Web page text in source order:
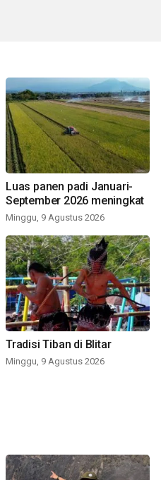
Luas panen padi Januari-
September 2026 meningkat
Minggu, 9 Agustus 2026
Tradisi Tiban di Blitar
Minggu, 9 Agustus 2026